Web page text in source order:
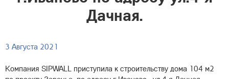
Дачная.
3 Августа 2021
Компания SIPWALL приступила к строительству дома 104 м2